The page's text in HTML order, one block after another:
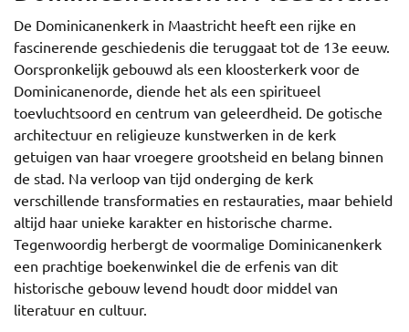
De Dominicanenkerk in Maastricht heeft een rijke en
fascinerende geschiedenis die teruggaat tot de 13e eeuw.
Oorspronkelijk gebouwd als een kloosterkerk voor de
Dominicanenorde, diende het als een spiritueel
toevluchtsoord en centrum van geleerdheid. De gotische
architectuur en religieuze kunstwerken in de kerk
getuigen van haar vroegere grootsheid en belang binnen
de stad. Na verloop van tijd onderging de kerk
verschillende transformaties en restauraties, maar behield
altijd haar unieke karakter en historische charme.
Tegenwoordig herbergt de voormalige Dominicanenkerk
een prachtige boekenwinkel die de erfenis van dit
historische gebouw levend houdt door middel van
literatuur en cultuur.